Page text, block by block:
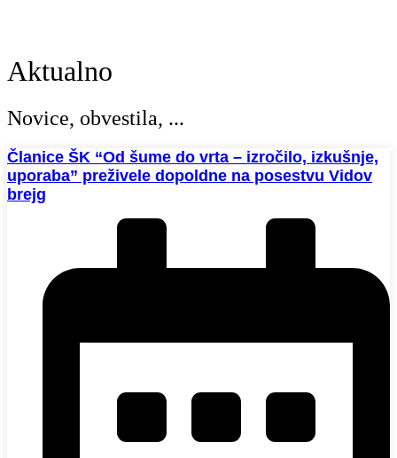
Aktualno
Novice, obvestila, ...
Članice ŠK “Od šume do vrta – izročilo, izkušnje,
uporaba” preživele dopoldne na posestvu Vidov
brejg